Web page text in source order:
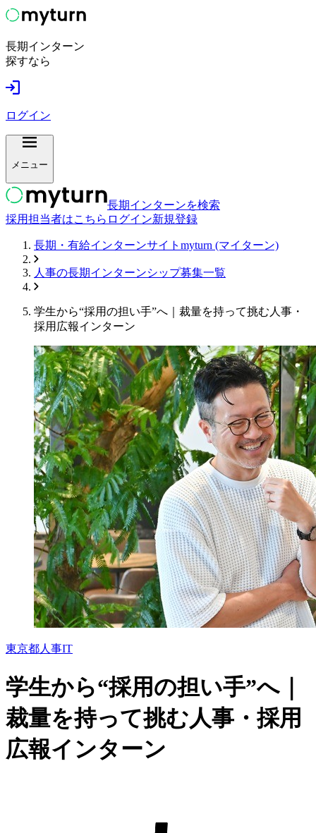
長期インターン
探すなら
ログイン
メニュー
長期インターンを検索
採用担当者はこちら ログイン新規登録
長期・有給インターンサイトmyturn (マイターン)
人事の長期インターンシップ募集一覧
学生から“採用の担い手”へ｜裁量を持って挑む人事・
採用広報インターン
東京都人事IT
学生から“採用の担い手”へ｜
裁量を持って挑む人事・採用
広報インターン